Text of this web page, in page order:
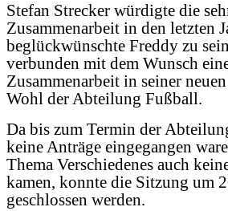
Stefan Strecker würdigte die
Zusammenarbeit in den letzten
beglückwünschte Freddy zu
verbunden mit dem Wunsch
Zusammenarbeit in seiner
Wohl der Abteilung Fußball.
Da bis zum Termin der
keine Anträge eingegangen
Thema Verschiedenes auch
kamen, konnte die Sitzung um
geschlossen werden.